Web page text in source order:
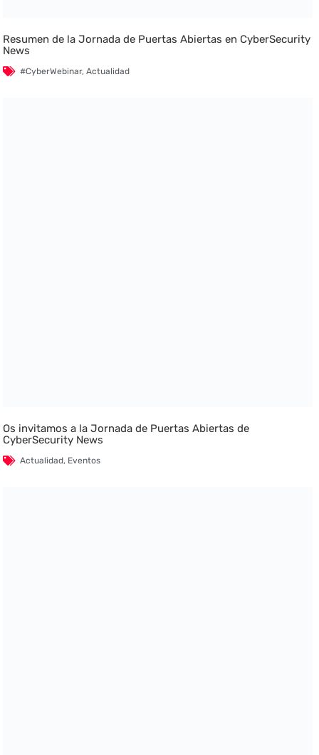
Resumen de la Jornada de Puertas Abiertas en CyberSecurity
News
#CyberWebinar,Actualidad
Os invitamos a la Jornada de Puertas Abiertas de
CyberSecurity News
Actualidad, Eventos